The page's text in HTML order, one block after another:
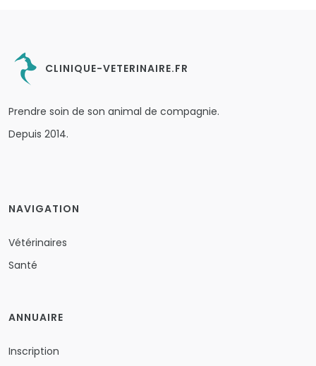
CLINIQUE-VETERINAIRE.FR
Prendre soin de son animal de compagnie.
Depuis 2014.
NAVIGATION
Vétérinaires
Santé
ANNUAIRE
Inscription